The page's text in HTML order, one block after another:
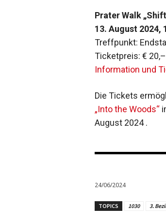
Prater Walk
13. August 2024,
Treffpunkt:
Ticketpreis: €
Information und
Die Tickets
„Into the Woods“
August 2024 .
24/06/2024
TOPICS 1030 3.